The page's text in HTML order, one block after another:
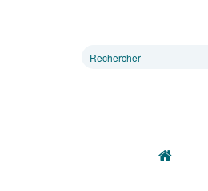
Rechercher